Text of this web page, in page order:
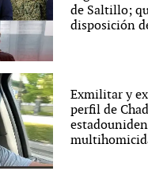
de Saltillo;
disposición
Exmilitar y
perfil de Chad